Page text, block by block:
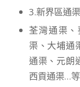
3.新界區通渠
荃灣通渠
渠、大埔通
通渠、元朗
西貢通渠…等